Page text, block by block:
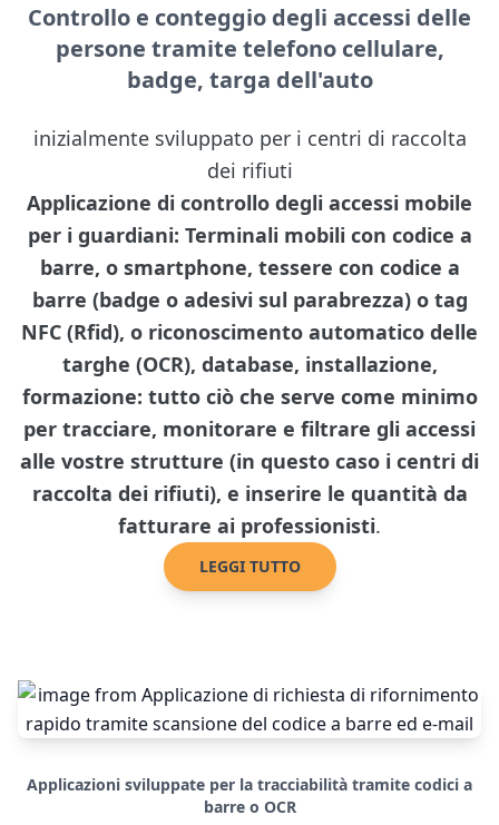
Controllo e conteggio degli accessi delle
persone tramite telefono cellulare,
badge, targa dell'auto
inizialmente sviluppato per i centri di raccolta
dei rifiuti
Applicazione di controllo degli accessi mobile
per i guardiani: Terminali mobili con codice a
barre, o smartphone, tessere con codice a
barre (badge o adesivi sul parabrezza) o tag
NFC (Rfid), o riconoscimento automatico delle
targhe (OCR), database, installazione,
formazione: tutto ciò che serve come minimo
per tracciare, monitorare e filtrare gli accessi
alle vostre strutture (in questo caso i centri di
raccolta dei rifiuti), e inserire le quantità da
fatturare ai professionisti.
LEGGI TUTTO
Applicazioni sviluppate per la tracciabilità tramite codici a
barre o OCR